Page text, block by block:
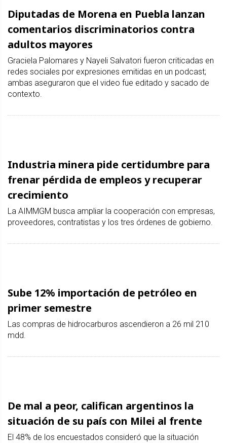
Diputadas de Morena en Puebla lanzan
comentarios discriminatorios contra
adultos mayores
Graciela Palomares y Nayeli Salvatori fueron criticadas en
redes sociales por expresiones emitidas en un podcast;
ambas aseguraron que el video fue editado y sacado de
contexto.
Industria minera pide certidumbre para
frenar pérdida de empleos y recuperar
crecimiento
La AIMMGM busca ampliar la cooperación con empresas,
proveedores, contratistas y los tres órdenes de gobierno.
Sube 12% importación de petróleo en
primer semestre
Las compras de hidrocarburos ascendieron a 26 mil 210
mdd.
De mal a peor, califican argentinos la
situación de su país con Milei al frente
El 48% de los encuestados consideró que la situación